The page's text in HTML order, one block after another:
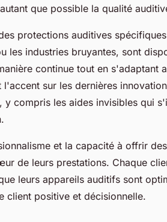
que possible la qualité
protections auditives
les industries bruyantes, sont
continue tout en s'adaptant
l'accent sur les dernières
y compris les aides invisibles qui
et la capacité à offrir
de leurs prestations. Chaque
leurs appareils auditifs sont
client positive et décisionnelle.